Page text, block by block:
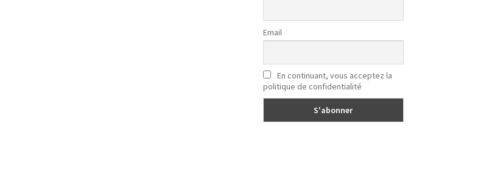
Email
En continuant, vous acceptez la
politique de confidentialité